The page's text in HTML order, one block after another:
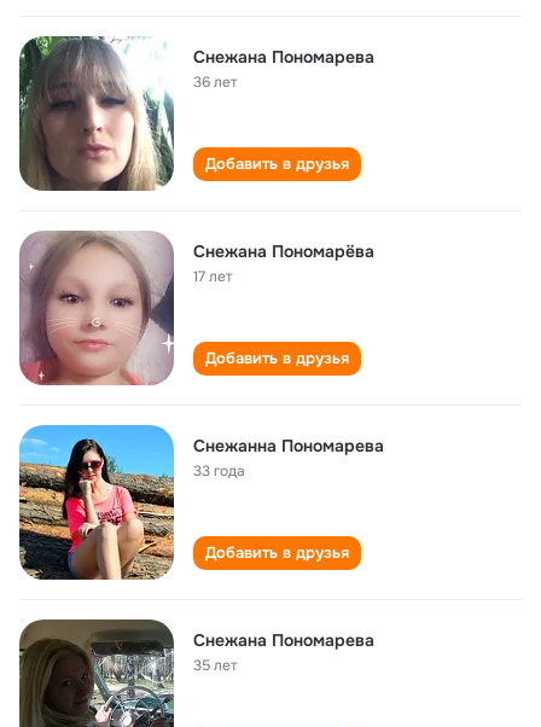
Снежана Пономарева
36 лет
Добавить в друзья
Снежана Пономарёва
17 лет
Добавить в друзья
Снежанна Пономарева
33 года
Добавить в друзья
Снежана Пономарева
35 лет